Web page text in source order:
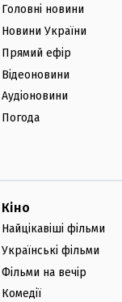
Головні новини
Новини України
Прямий ефір
Відеоновини
Аудіоновини
Погода
Кіно
Найцікавіші фільми
Українські фільми
Фільми на вечір
Комедії